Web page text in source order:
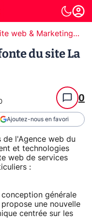
Site web & Marketing Digital
du site La
0
Ajoutez-nous en favori
de l'Agence web du
et technologies
web de services
:
générale
une nouvelle
centrée sur les